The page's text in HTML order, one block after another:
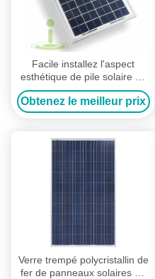
Facile installez l'aspect
esthétique de pile solaire de
panneau solaire de 10 W et
la conception rocailleuse
Obtenez le meilleur prix
Verre trempé polycristallin de
fer de panneaux solaires de